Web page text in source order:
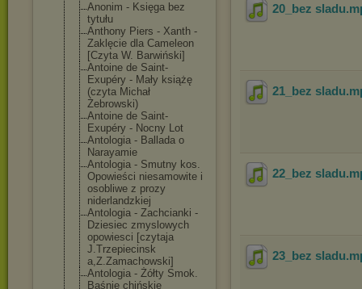
Anonim - Księga bez
tytułu
Anthony Piers - Xanth -
Zaklęcie dla Cameleon
[Czyta W. Barwiński]
Antoine de Saint-
Exupéry - Mały książę
(czyta Michał
Żebrowski)
Antoine de Saint-
Exupéry - Nocny Lot
Antologia - Ballada o
Narayamie
Antologia - Smutny kos.
Opowieści niesamowite i
osobliwe z prozy
niderlandzkiej
Antologia - Zachcianki -
Dziesiec zmyslowych
opowiesci [czytaja
J.Trzepiecinsk
a,Z.Zamachowski]
Antologia - Żółty Smok.
Baśnie chińskie
20_bez sladu
21_bez sladu
22_bez sladu
23_bez sladu